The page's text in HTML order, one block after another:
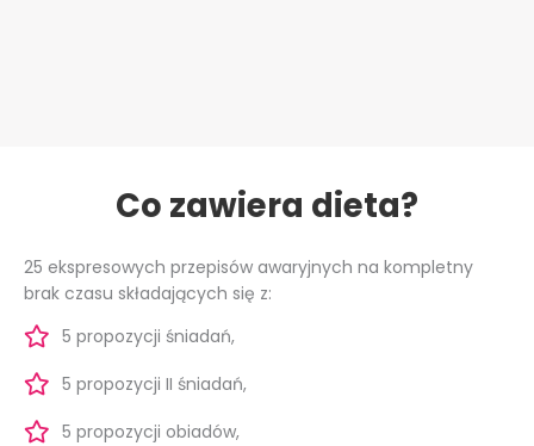
Co zawiera dieta?
25 ekspresowych przepisów awaryjnych na kompletny
brak czasu składających się z:
5 propozycji śniadań,
5 propozycji II śniadań,
5 propozycji obiadów,